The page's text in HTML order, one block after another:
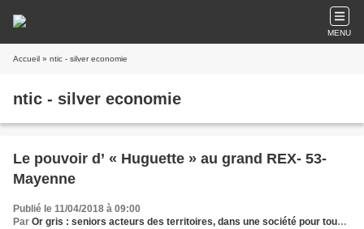
MENU
Accueil » ntic - silver economie
ntic - silver economie
Le pouvoir d’ « Huguette » au grand REX- 53-
Mayenne
Publié le 11/04/2018 à 09:00
Par Or gris : seniors acteurs des territoires, dans une société pour tous les âges